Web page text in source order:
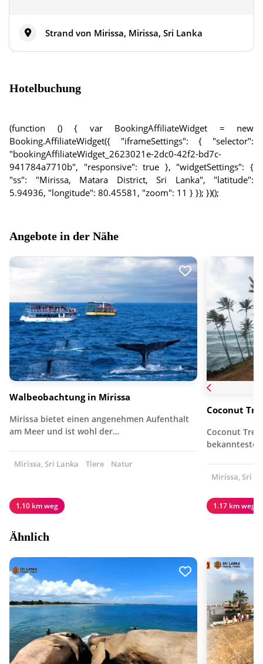
Strand von Mirissa, Mirissa, Sri Lanka
Hotelbuchung
(function () { var BookingAffiliateWidget = new
Booking.AffiliateWidget({ "iframeSettings": { "selector":
"bookingAffiliateWidget_2623021e-2dc0-42f2-bd7c-
941784a7710b", "responsive": true }, "widgetSettings": {
"ss": "Mirissa, Matara District, Sri Lanka", "latitude":
5.94936, "longitude": 80.45581, "zoom": 11 } }); })();
Angebote in der Nähe
Walbeobachtung in Mirissa
Mirissa bietet einen angenehmen Aufenthalt
am Meer und ist wohl der…
Mirissa, Sri Lanka Tiere Natur
1.10 km weg
Coconut
Coconut
bekannteste
Mirissa, Sri
1.17 km weg
Ähnlich